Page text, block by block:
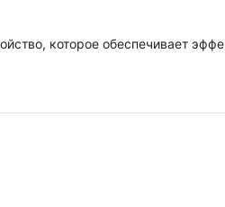
которое обеспечивает